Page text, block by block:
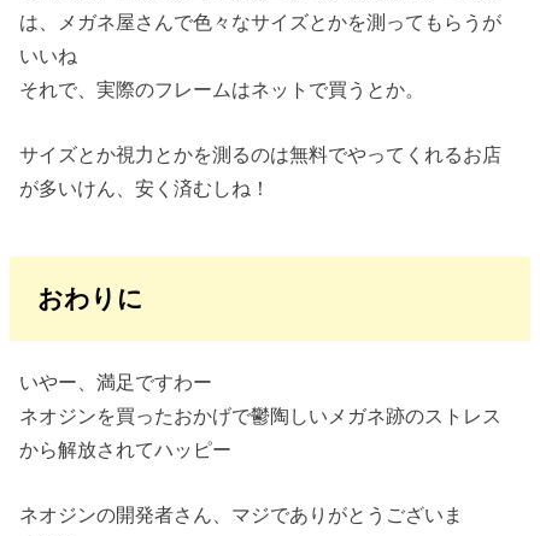
は、メガネ屋さんで色々なサイズとかを測ってもらうが
いいね
それで、実際のフレームはネットで買うとか。
サイズとか視力とかを測るのは無料でやってくれるお店
が多いけん、安く済むしね！
おわりに
いやー、満足ですわー
ネオジンを買ったおかげで鬱陶しいメガネ跡のストレス
から解放されてハッピー
ネオジンの開発者さん、マジでありがとうございま